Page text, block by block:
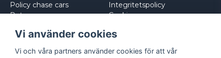
Policy chase cars
Returnera
Integritetspolicy
Cookies
Vi använder cookies
Vi och våra partners använder cookies för att vår